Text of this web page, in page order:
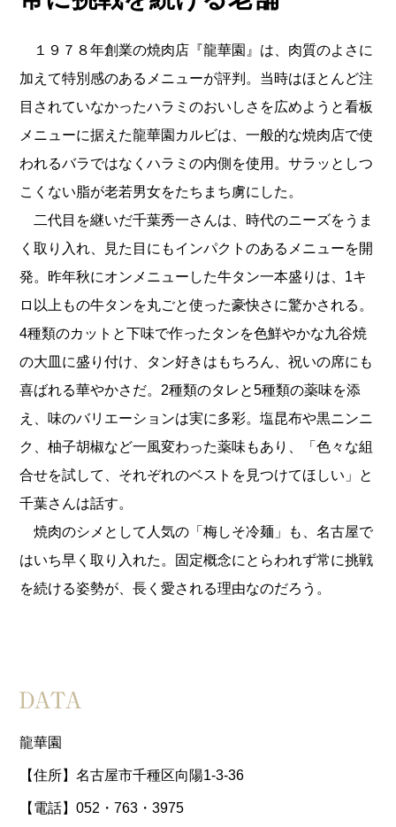
１９７８年創業の焼肉店『龍華園』は、肉質のよさに
加えて特別感のあるメニューが評判。当時はほとんど注
目されていなかったハラミのおいしさを広めようと看板
メニューに据えた龍華園カルビは、一般的な焼肉店で使
われるバラではなくハラミの内側を使用。サラッとしつ
こくない脂が老若男女をたちまち虜にした。
二代目を継いだ千葉秀一さんは、時代のニーズをうま
く取り入れ、見た目にもインパクトのあるメニューを開
発。昨年秋にオンメニューした牛タン一本盛りは、1キ
ロ以上もの牛タンを丸ごと使った豪快さに驚かされる。
4種類のカットと下味で作ったタンを色鮮やかな九谷焼
の大皿に盛り付け、タン好きはもちろん、祝いの席にも
喜ばれる華やかさだ。2種類のタレと5種類の薬味を添
え、味のバリエーションは実に多彩。塩昆布や黒ニンニ
ク、柚子胡椒など一風変わった薬味もあり、「色々な組
合せを試して、それぞれのベストを見つけてほしい」と
千葉さんは話す。
焼肉のシメとして人気の「梅しそ冷麺」も、名古屋で
はいち早く取り入れた。固定概念にとらわれず常に挑戦
を続ける姿勢が、長く愛される理由なのだろう。
龍華園
【住所】名古屋市千種区向陽1-3-36
【電話】052・763・3975